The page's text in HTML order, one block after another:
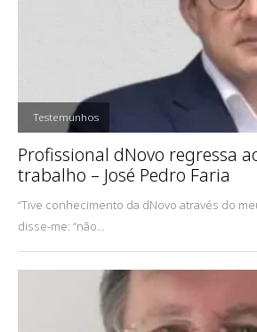
,Testemunhos
Profissional dNovo regressa
trabalho – José Pedro Faria
“Tive conhecimento da dNovo através do
disse-me: “não...